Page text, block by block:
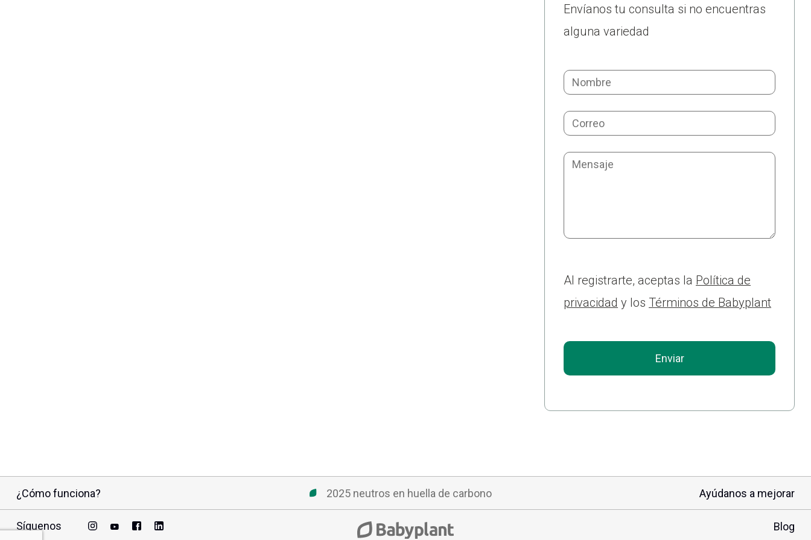
Envíanos tu consulta si no encuentras
alguna variedad
Al registrarte, aceptas la Política de
privacidad y los Términos de Babyplant
¿Cómo funciona? 2025 neutros en huella de carbono Ayúdanos a mejorar
Síguenos Blog